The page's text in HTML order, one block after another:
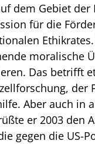
dem Gebiet der
für die
moralische
Das betrifft
der
Aber auch in
er 2003 den
gegen die US-